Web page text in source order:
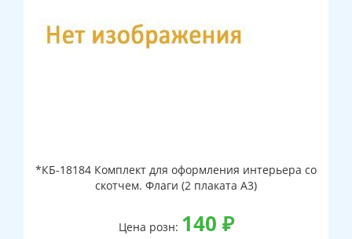
*КБ-18184 Комплект для оформления интерьера со
скотчем. Флаги (2 плаката А3)
Цена розн: 140 ₽